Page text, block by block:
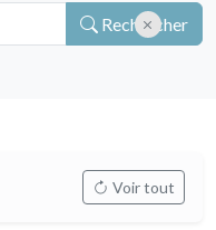
Rechercher
Voir tout